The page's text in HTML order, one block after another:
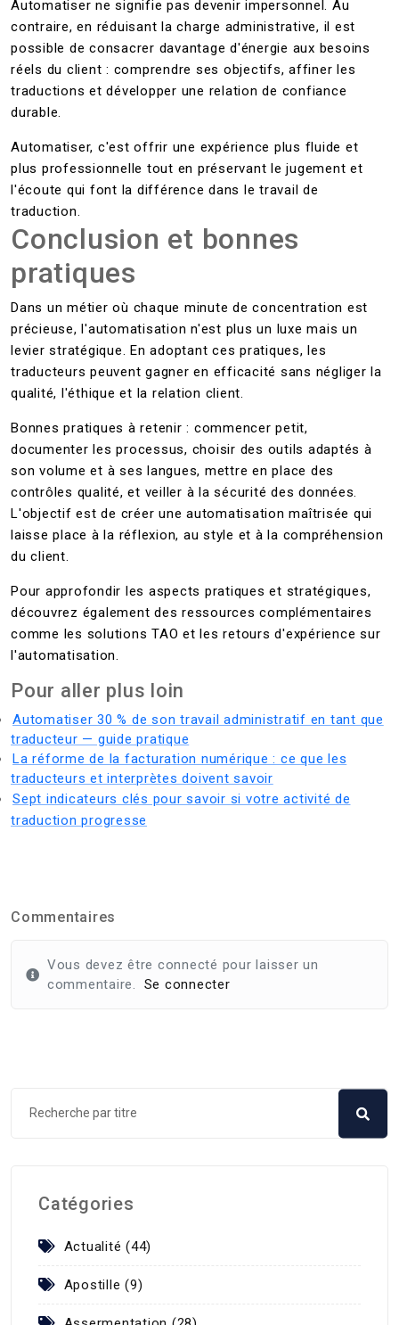
Automatiser ne signifie pas devenir impersonnel. Au
contraire, en réduisant la charge administrative, il est
possible de consacrer davantage d'énergie aux besoins
réels du client : comprendre ses objectifs, affiner les
traductions et développer une relation de confiance
durable.
Automatiser, c'est offrir une expérience plus fluide et
plus professionnelle tout en préservant le jugement et
l'écoute qui font la différence dans le travail de
traduction.
Conclusion et bonnes
pratiques
Dans un métier où chaque minute de concentration est
précieuse, l'automatisation n'est plus un luxe mais un
levier stratégique. En adoptant ces pratiques, les
traducteurs peuvent gagner en efficacité sans négliger la
qualité, l'éthique et la relation client.
Bonnes pratiques à retenir : commencer petit,
documenter les processus, choisir des outils adaptés à
son volume et à ses langues, mettre en place des
contrôles qualité, et veiller à la sécurité des données.
L'objectif est de créer une automatisation maîtrisée qui
laisse place à la réflexion, au style et à la compréhension
du client.
Pour approfondir les aspects pratiques et stratégiques,
découvrez également des ressources complémentaires
comme les solutions TAO et les retours d'expérience sur
l'automatisation.
Pour aller plus loin
Automatiser 30 % de son travail administratif en tant que
traducteur — guide pratique
La réforme de la facturation numérique : ce que les
traducteurs et interprètes doivent savoir
Sept indicateurs clés pour savoir si votre activité de
traduction progresse
Commentaires
Vous devez être connecté pour laisser un
commentaire.
Se connecter
Catégories
Actualité (44)
Apostille (9)